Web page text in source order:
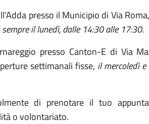
presso il Municipio di Via
sempre il lunedì, dalle 14:30 alle 17:30.
presso Canton-E di Via
settimanali fisse, il mercoledì
di prenotare il tuo
o volontariato.